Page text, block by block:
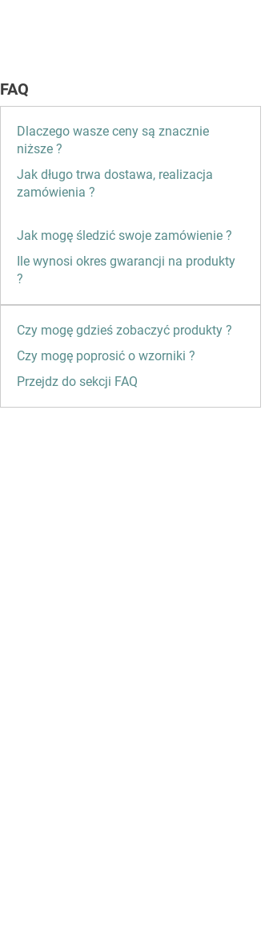
FAQ
Dlaczego wasze ceny są znacznie
niższe ?
Jak długo trwa dostawa, realizacja
zamówienia ?
Jak mogę śledzić swoje zamówienie ?
Ile wynosi okres gwarancji na produkty
?
Czy mogę gdzieś zobaczyć produkty ?
Czy mogę poprosić o wzorniki ?
Przejdz do sekcji FAQ